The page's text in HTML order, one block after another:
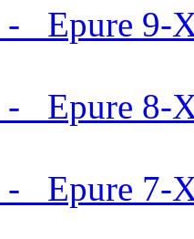
Epure 9-
Epure 8-
Epure 7-